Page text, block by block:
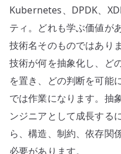
Kubernetes、DPDK、
ティ。どれも学ぶ価値が
技術名そのものではあり
技術が何を抽象化し、ど
を置き、どの判断を可能
では作業になります。抽
ンジニアとして成長する
ら、構造、制約、依存関
必要があります。